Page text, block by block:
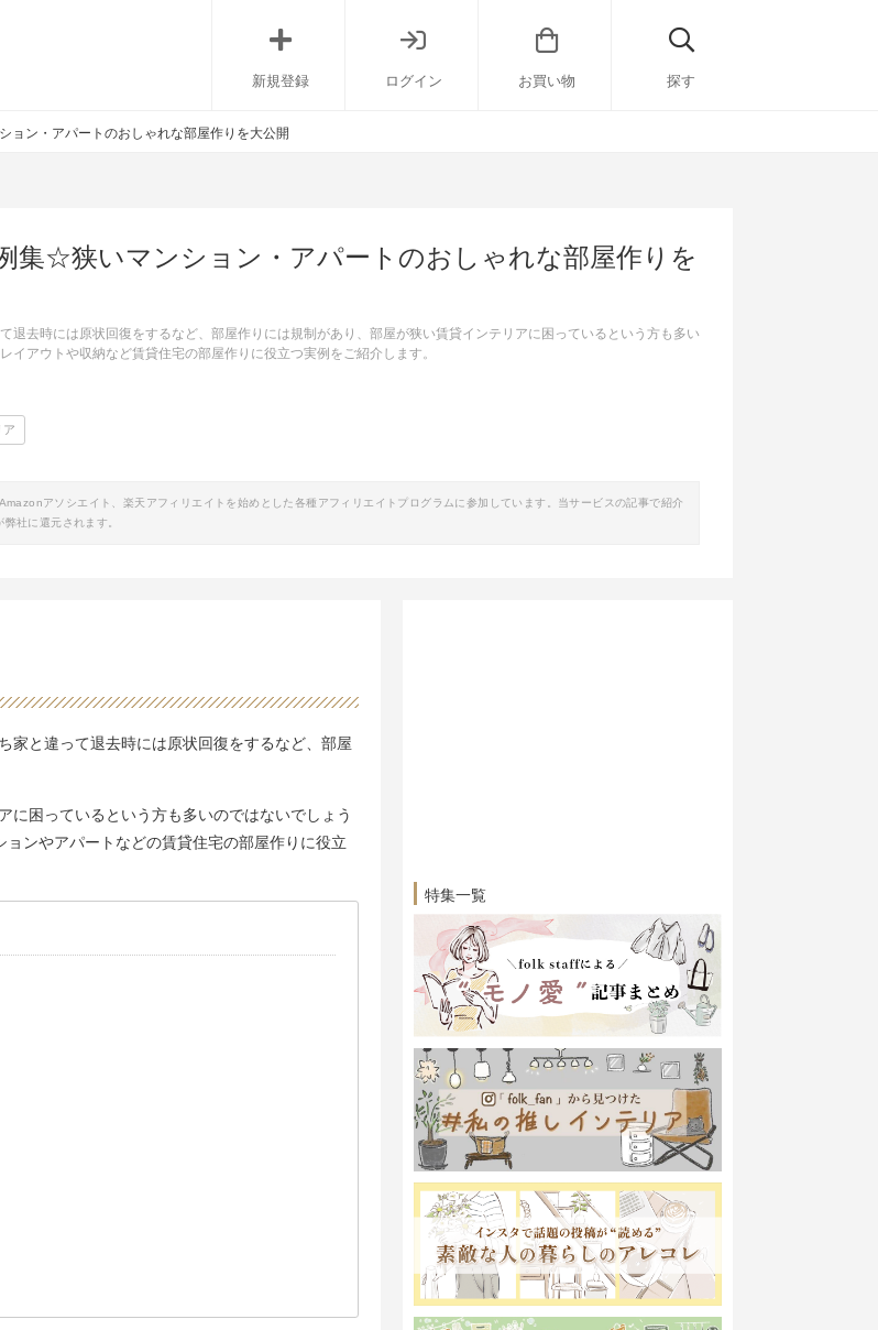
新規登録 ログイン お買い物 探す
ョン・アパートのおしゃれな部屋作りを大公開
集☆狭いマンション・アパートのおしゃれな部屋作りを
退去時には原状回復をするなど、部屋作りには規制があり、部屋が狭い賃貸インテリアに困っているという方も多い
イアウトや収納など賃貸住宅の部屋作りに役立つ実例をご紹介します。
ア
アソシエイト、楽天アフィリエイトを始めとした各種アフィリエイトプログラムに参加しています。当サービスの記事で紹介
社に還元されます。
家と違って退去時には原状回復をするなど、部屋
に困っているという方も多いのではないでしょう
ンやアパートなどの賃貸住宅の部屋作りに役立
特集一覧